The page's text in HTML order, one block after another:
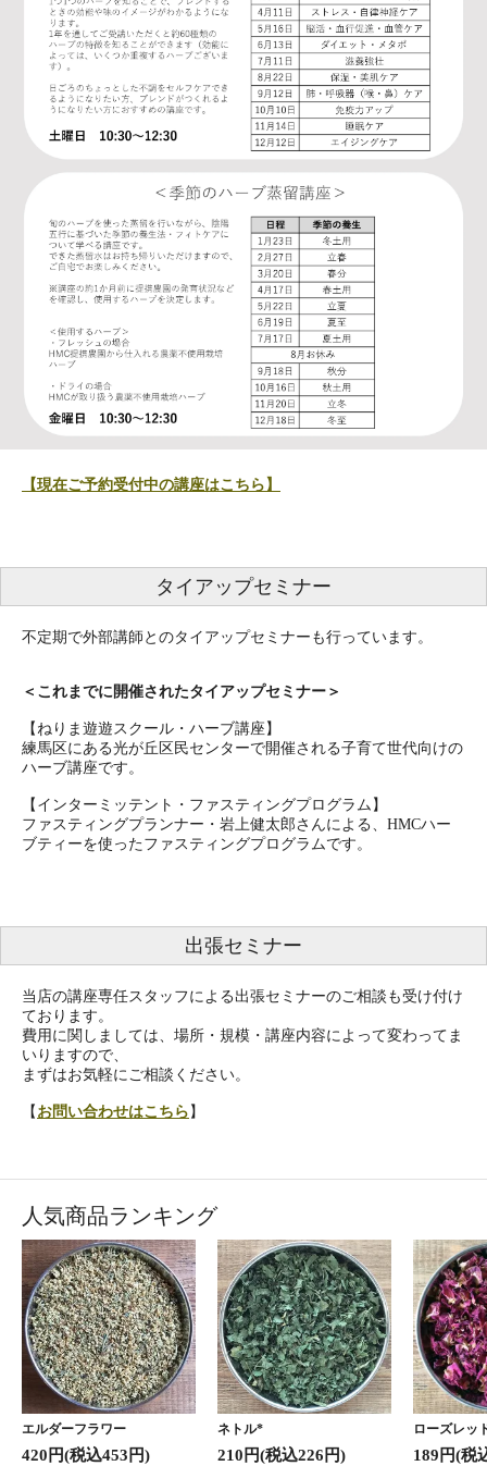
【現在ご予約受付中の講座はこちら】
タイアップセミナー
不定期で外部講師とのタイアップセミナーも行っています。
＜これまでに開催されたタイアップセミナー＞
【ねりま遊遊スクール・ハーブ講座】
練馬区にある光が丘区民センターで開催される子育て世代向けの
ハーブ講座です。
【インターミッテント・ファスティングプログラム】
ファスティングプランナー・岩上健太郎さんによる、HMCハー
ブティーを使ったファスティングプログラムです。
出張セミナー
当店の講座専任スタッフによる出張セミナーのご相談も受け付け
ております。
費用に関しましては、場所・規模・講座内容によって変わってま
いりますので、
まずはお気軽にご相談ください。
【 お問い合わせはこちら 】
人気商品ランキング
エルダーフラワー
420円(税込453円)
ネトル*
210円(税込226円)
ローズレッ
189円(税